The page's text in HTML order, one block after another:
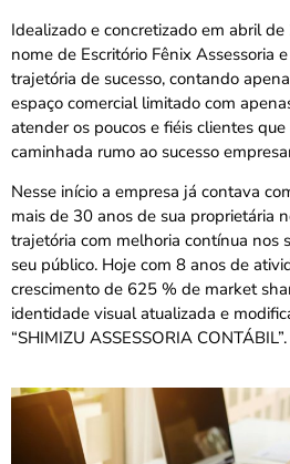
Idealizado e concretizado em abril
nome de Escritório Fênix Assessoria
trajetória de sucesso, contando
espaço comercial limitado com
atender os poucos e fiéis clientes
caminhada rumo ao sucesso
Nesse início a empresa já contava
mais de 30 anos de sua proprietária
trajetória com melhoria contínua nos
seu público. Hoje com 8 anos de
crescimento de 625 % de market
identidade visual atualizada e
“SHIMIZU ASSESSORIA CONTÁBIL”.